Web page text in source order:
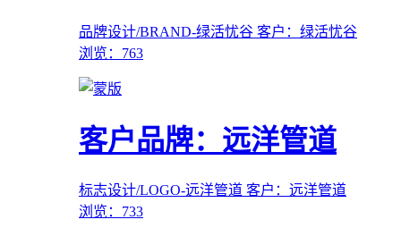
品牌设计/BRAND-绿活忧谷 客户：绿活忧谷
浏览：763
客户品牌：远洋管道
标志设计/LOGO-远洋管道 客户：远洋管道
浏览：733